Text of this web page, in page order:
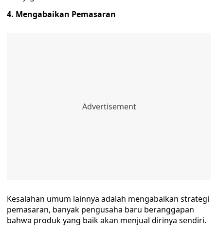
4. Mengabaikan Pemasaran
Kesalahan umum lainnya adalah mengabaikan strategi
pemasaran, banyak pengusaha baru beranggapan
bahwa produk yang baik akan menjual dirinya sendiri.